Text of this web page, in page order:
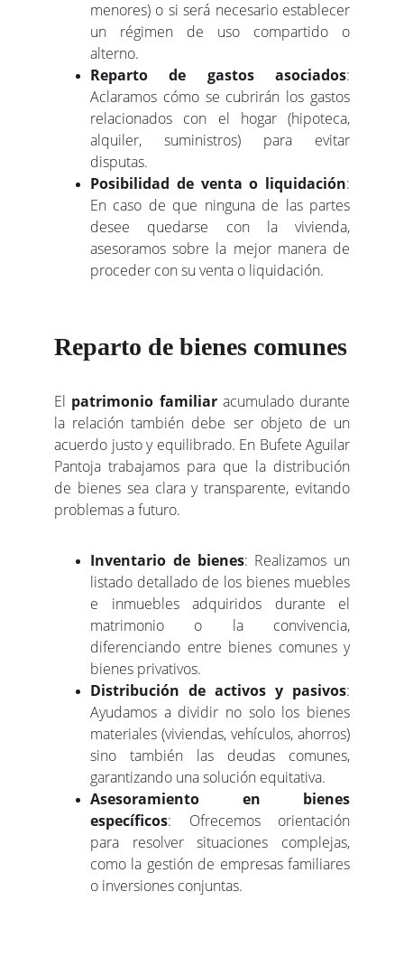
menores) o si será necesario establecer
un régimen de uso compartido o
alterno.
Reparto de gastos asociados:
Aclaramos cómo se cubrirán los gastos
relacionados con el hogar (hipoteca,
alquiler, suministros) para evitar
disputas.
Posibilidad de venta o liquidación:
En caso de que ninguna de las partes
desee quedarse con la vivienda,
asesoramos sobre la mejor manera de
proceder con su venta o liquidación.
Reparto de bienes comunes
El patrimonio familiaracumulado durante
la relación también debe ser objeto de un
acuerdo justo y equilibrado. En Bufete Aguilar
Pantoja trabajamos para que la distribución
de bienes sea clara y transparente, evitando
problemas a futuro.
Inventario de bienes: Realizamos un
listado detallado de los bienes muebles
e inmuebles adquiridos durante el
matrimonio o la convivencia,
diferenciando entre bienes comunes y
bienes privativos.
Distribución de activos y pasivos:
Ayudamos a dividir no solo los bienes
materiales (viviendas, vehículos, ahorros)
sino también las deudas comunes,
garantizando una solución equitativa.
Asesoramiento en bienes
específicos: Ofrecemos orientación
para resolver situaciones complejas,
como la gestión de empresas familiares
o inversiones conjuntas.